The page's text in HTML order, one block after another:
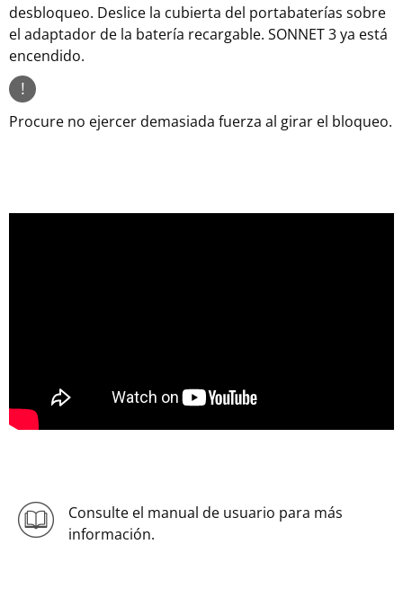
desbloqueo. Deslice la cubierta del portabaterías sobre
el adaptador de la batería recargable. SONNET 3 ya está
encendido.
!
Procure no ejercer demasiada fuerza al girar el bloqueo.
Consulte el manual de usuario para más
información.